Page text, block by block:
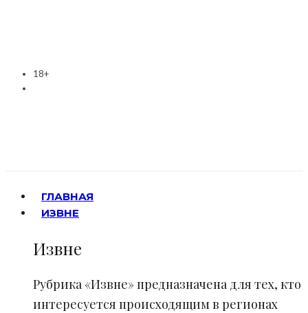
18+
ГЛАВНАЯ
ИЗВНЕ
Извне
Рубрика «Извне» предназначена для тех, кто
интересуется происходящим в регионах